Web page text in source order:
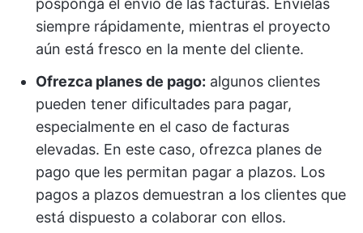
posponga el envío de las facturas. Envíelas
siempre rápidamente, mientras el proyecto
aún está fresco en la mente del cliente.
Ofrezca planes de pago: algunos clientes
pueden tener dificultades para pagar,
especialmente en el caso de facturas
elevadas. En este caso, ofrezca planes de
pago que les permitan pagar a plazos. Los
pagos a plazos demuestran a los clientes que
está dispuesto a colaborar con ellos.